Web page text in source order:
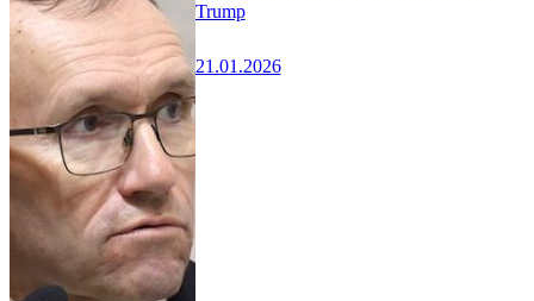
Trump
21.01.2026